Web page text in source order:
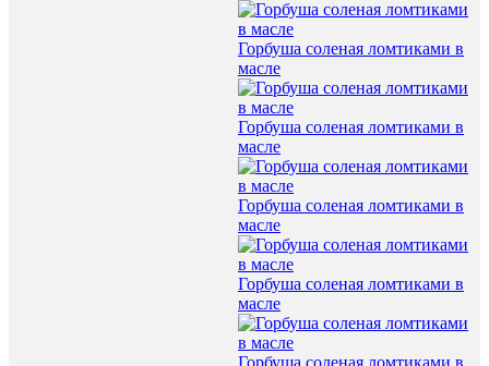
Горбуша соленая ломтиками в
масле
Горбуша соленая ломтиками в
масле
Горбуша соленая ломтиками в
масле
Горбуша соленая ломтиками в
масле
Горбуша соленая ломтиками в